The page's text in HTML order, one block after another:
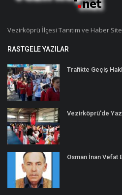
Vezirköprü İlçesi Tanıtım ve Haber
RASTGELE YAZILAR
Trafikte Geçiş
Vezirköprü'de Yaz
Osman İnan Vefat